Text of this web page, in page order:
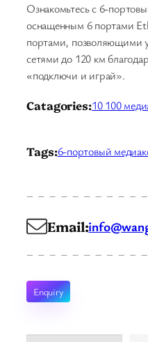
Ознакомьтесь с 6-
оснащенным 6 портами
портами, позволяющими
сетями до 120 км
«подключи и играй».
Catagories:10 100
Tags:6-портовый
Email:
Enquiry